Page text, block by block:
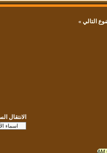
»
الانتقال السريع